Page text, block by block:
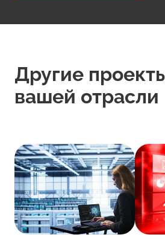
Другие
вашей отрасли